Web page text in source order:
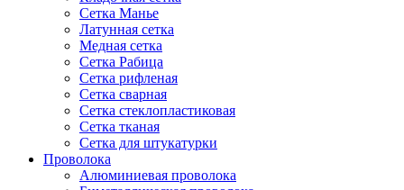
Сетка Манье
Латунная сетка
Медная сетка
Сетка Рабица
Сетка рифленая
Сетка сварная
Сетка стеклопластиковая
Сетка тканая
Сетка для штукатурки
Проволока
Алюминиевая проволока